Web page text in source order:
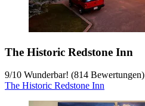
The Historic Redstone Inn
9/10 Wunderbar! (814 Bewertungen)
The Historic Redstone Inn